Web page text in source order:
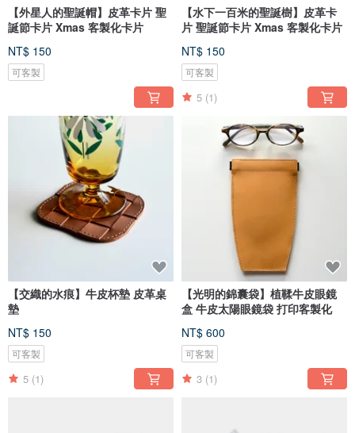
【外星人的聖誕帽】皮革卡片 聖
誕節卡片 Xmas 客製化卡片
NT$ 150
可客製
【水下一百米的聖誕樹】皮革卡
片 聖誕節卡片 Xmas 客製化卡片
NT$ 150
可客製
5 (1)
【交織的水痕】牛皮杯墊 皮革桌
墊
NT$ 150
可客製
5 (1)
【光明的錦囊袋】植鞣牛皮眼鏡
盒 牛皮太陽眼鏡袋 打印客製化
NT$ 600
可客製
3 (1)